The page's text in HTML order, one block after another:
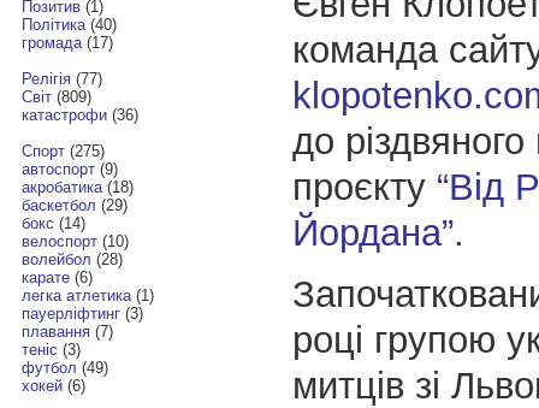
Позитив(1)
Політика(40)
громада(17)
Релігія(77)
Світ(809)
катастрофи(36)
Спорт(275)
автоспорт(9)
акробатика(18)
баскетбол (29)
бокс (14)
велоспорт(10)
волейбол (28)
карате(6)
легка атлетика(1)
пауерліфтинг(3)
плавання(7)
теніс (3)
футбол (49)
хокей(6)
команда
до
проєкту “Від
Йордана”.
році групою
митців зі